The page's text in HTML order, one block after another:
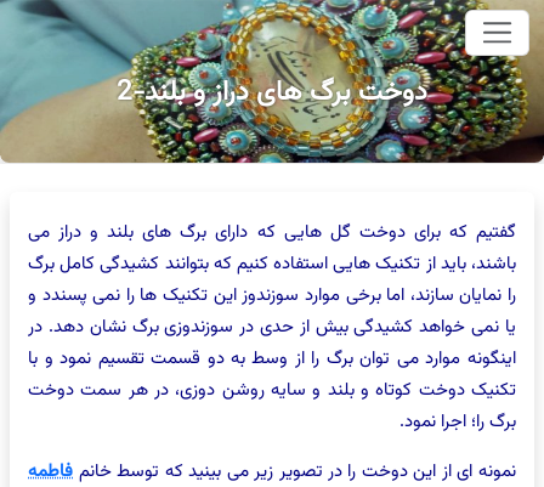
اصلی
دوخت برگ های دراز و بلند-2
گفتیم که برای دوخت گل هایی که دارای برگ های بلند و دراز می
باشند، باید از تکنیک هایی استفاده کنیم که بتوانند کشیدگی کامل برگ
را نمایان سازند، اما برخی موارد سوزندوز این تکنیک ها را نمی پسندد و
یا نمی خواهد کشیدگی بیش از حدی در سوزندوزی برگ نشان دهد. در
اینگونه موارد می توان برگ را از وسط به دو قسمت تقسیم نمود و با
تکنیک دوخت کوتاه و بلند و سایه روشن دوزی، در هر سمت دوخت
برگ را؛ اجرا نمود.
نمونه ای از این دوخت را در تصویر زیر می بینید که توسط خانم فاطمه